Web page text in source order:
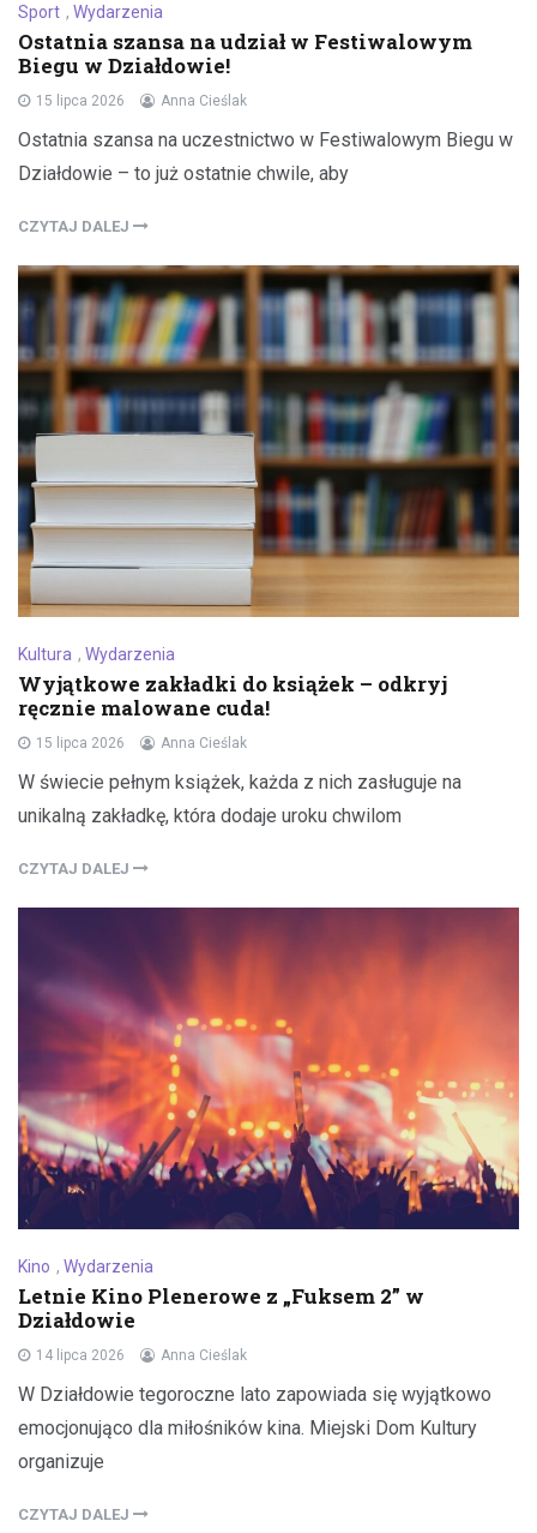
Sport , Wydarzenia
Ostatnia szansa na udział w Festiwalowym
Biegu w Działdowie!
15 lipca 2026 Anna Cieślak
Ostatnia szansa na uczestnictwo w Festiwalowym Biegu w
Działdowie – to już ostatnie chwile, aby
CZYTAJ DALEJ
Kultura , Wydarzenia
Wyjątkowe zakładki do książek – odkryj
ręcznie malowane cuda!
15 lipca 2026 Anna Cieślak
W świecie pełnym książek, każda z nich zasługuje na
unikalną zakładkę, która dodaje uroku chwilom
CZYTAJ DALEJ
Kino , Wydarzenia
Letnie Kino Plenerowe z „Fuksem 2” w
Działdowie
14 lipca 2026 Anna Cieślak
W Działdowie tegoroczne lato zapowiada się wyjątkowo
emocjonująco dla miłośników kina. Miejski Dom Kultury
organizuje
CZYTAJ DALEJ